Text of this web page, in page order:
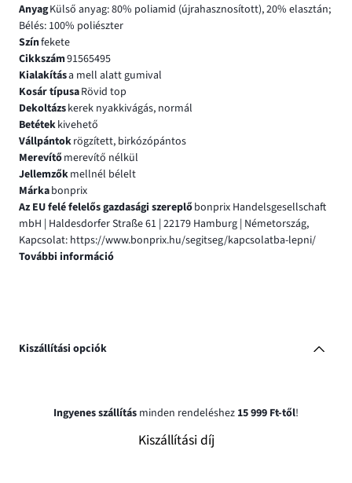
AnyagKülső anyag: 80% poliamid (újrahasznosított), 20% elasztán;
Bélés: 100% poliészter
Színfekete
Cikkszám91565495
Kialakítása mell alatt gumival
Kosár típusaRövid top
Dekoltázskerek nyakkivágás, normál
Betétekkivehető
Vállpántokrögzített, birkózópántos
Merevítőmerevítő nélkül
Jellemzőkmellnél bélelt
Márkabonprix
Az EU felé felelős gazdasági szereplőbonprix Handelsgesellschaft
mbH | Haldesdorfer Straße 61 | 22179 Hamburg | Németország,
Kapcsolat: https://www.bonprix.hu/segitseg/kapcsolatba-lepni/
További információ
Kiszállítási opciók
Ingyenes szállítás minden rendeléshez 15 999 Ft-től!
Kiszállítási díj